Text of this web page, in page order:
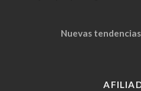
Nuevas